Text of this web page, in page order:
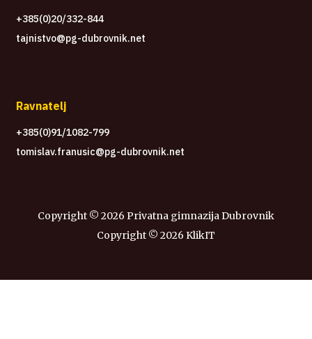
+385(0)20/332-844
tajnistvo@pg-dubrovnik.net
Ravnatelj
+385(0)91/1082-799
tomislav.franusic@pg-dubrovnik.net
Copyright © 2026 Privatna gimnazija Dubrovnik
Copyright © 2026 KlikIT